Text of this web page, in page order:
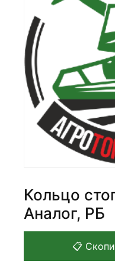
Кольцо
Аналог, РБ
📋